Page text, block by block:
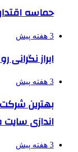
حماسه
3 هفته پیش
ابراز
3 هفته پیش
بهترین
اندازی
3 هفته پیش